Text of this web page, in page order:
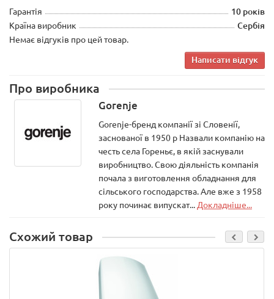
Гарантія 10 років
Країна виробник Сербія
Немає відгуків про цей товар.
Написати відгук
Про виробника
Gorenje
Gorenje-бренд компанії зі Словенії,
заснованої в 1950 р Назвали компанію на
честь села Гореньє, в якій заснували
виробництво. Свою діяльність компанія
почала з виготовлення обладнання для
сільського господарства. Але вже з 1958
року починає випускат... Докладніше...
Схожий товар